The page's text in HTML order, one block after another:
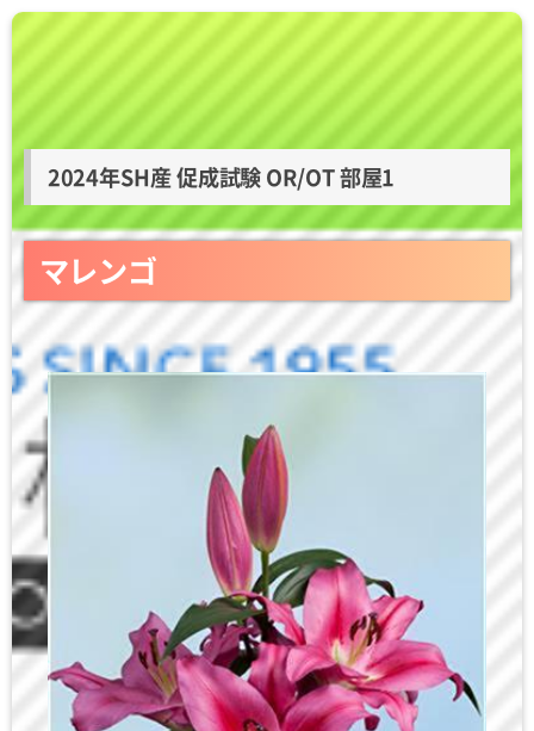
2024年SH産 促成試験 OR/OT 部屋1
マレンゴ